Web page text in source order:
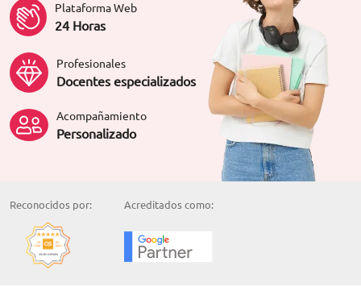
Plataforma Web
24 Horas
Profesionales
Docentes especializados
Acompañamiento
Personalizado
Reconocidos por: Acreditados como: